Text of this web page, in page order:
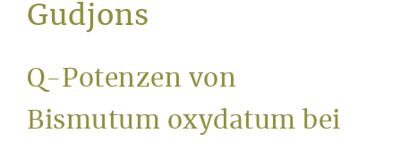
Gudjons
Q-Potenzen von
Bismutum oxydatum bei